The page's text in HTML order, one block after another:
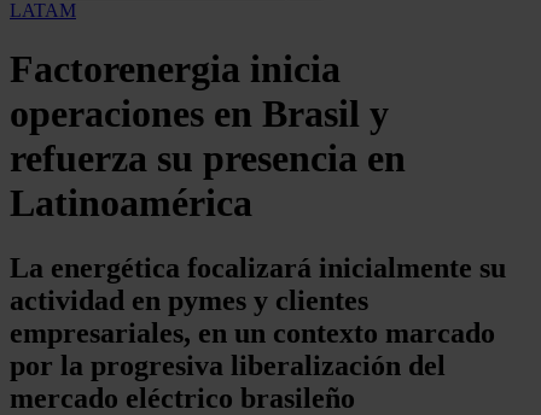
LATAM
Factorenergia inicia
operaciones en Brasil y
refuerza su presencia en
Latinoamérica
La energética focalizará inicialmente su
actividad en pymes y clientes
empresariales, en un contexto marcado
por la progresiva liberalización del
mercado eléctrico brasileño